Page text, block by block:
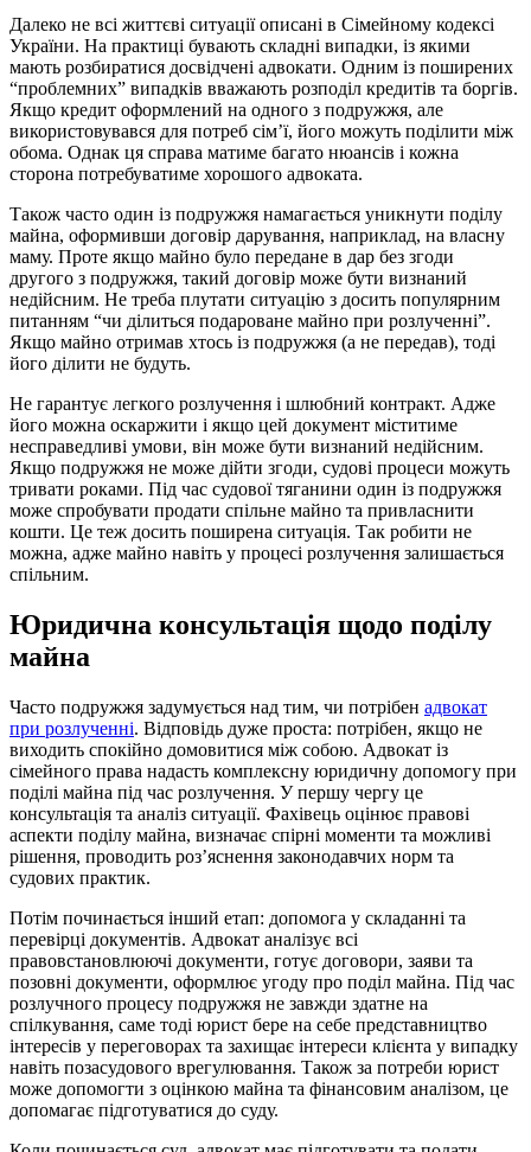
Далеко не всі життєві ситуації описані в Сімейному кодексі
України. На практиці бувають складні випадки, із якими
мають розбиратися досвідчені адвокати. Одним із поширених
“проблемних” випадків вважають розподіл кредитів та боргів.
Якщо кредит оформлений на одного з подружжя, але
використовувався для потреб сім’ї, його можуть поділити між
обома. Однак ця справа матиме багато нюансів і кожна
сторона потребуватиме хорошого адвоката.
Також часто один із подружжя намагається уникнути поділу
майна, оформивши договір дарування, наприклад, на власну
маму. Проте якщо майно було передане в дар без згоди
другого з подружжя, такий договір може бути визнаний
недійсним. Не треба плутати ситуацію з досить популярним
питанням “чи ділиться подароване майно при розлученні”.
Якщо майно отримав хтось із подружжя (а не передав), тоді
його ділити не будуть.
Не гарантує легкого розлучення і шлюбний контракт. Адже
його можна оскаржити і якщо цей документ міститиме
несправедливі умови, він може бути визнаний недійсним.
Якщо подружжя не може дійти згоди, судові процеси можуть
тривати роками. Під час судової тяганини один із подружжя
може спробувати продати спільне майно та привласнити
кошти. Це теж досить поширена ситуація. Так робити не
можна, адже майно навіть у процесі розлучення залишається
спільним.
Юридична консультація щодо поділу
майна
Часто подружжя задумується над тим, чи потрібен адвокат
при розлученні. Відповідь дуже проста: потрібен, якщо не
виходить спокійно домовитися між собою. Адвокат із
сімейного права надасть комплексну юридичну допомогу при
поділі майна під час розлучення. У першу чергу це
консультація та аналіз ситуації. Фахівець оцінює правові
аспекти поділу майна, визначає спірні моменти та можливі
рішення, проводить роз’яснення законодавчих норм та
судових практик.
Потім починається інший етап: допомога у складанні та
перевірці документів. Адвокат аналізує всі
правовстановлюючі документи, готує договори, заяви та
позовні документи, оформлює угоду про поділ майна. Під час
розлучного процесу подружжя не завжди здатне на
спілкування, саме тоді юрист бере на себе представництво
інтересів у переговорах та захищає інтереси клієнта у випадку
навіть позасудового врегулювання. Також за потреби юрист
може допомогти з оцінкою майна та фінансовим аналізом, це
допомагає підготуватися до суду.